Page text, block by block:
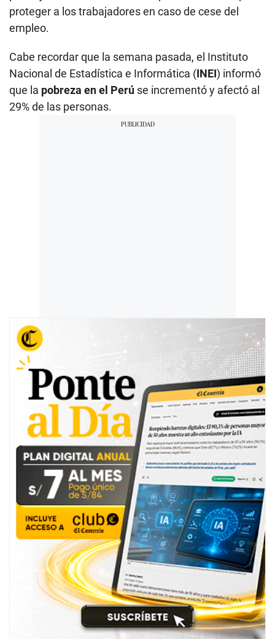
proteger a los trabajadores en caso de cese del
empleo.
Cabe recordar que la semana pasada, el Instituto
Nacional de Estadística e Informática (INEI) informó
que la pobreza en el Perú se incrementó y afectó al
29% de las personas.